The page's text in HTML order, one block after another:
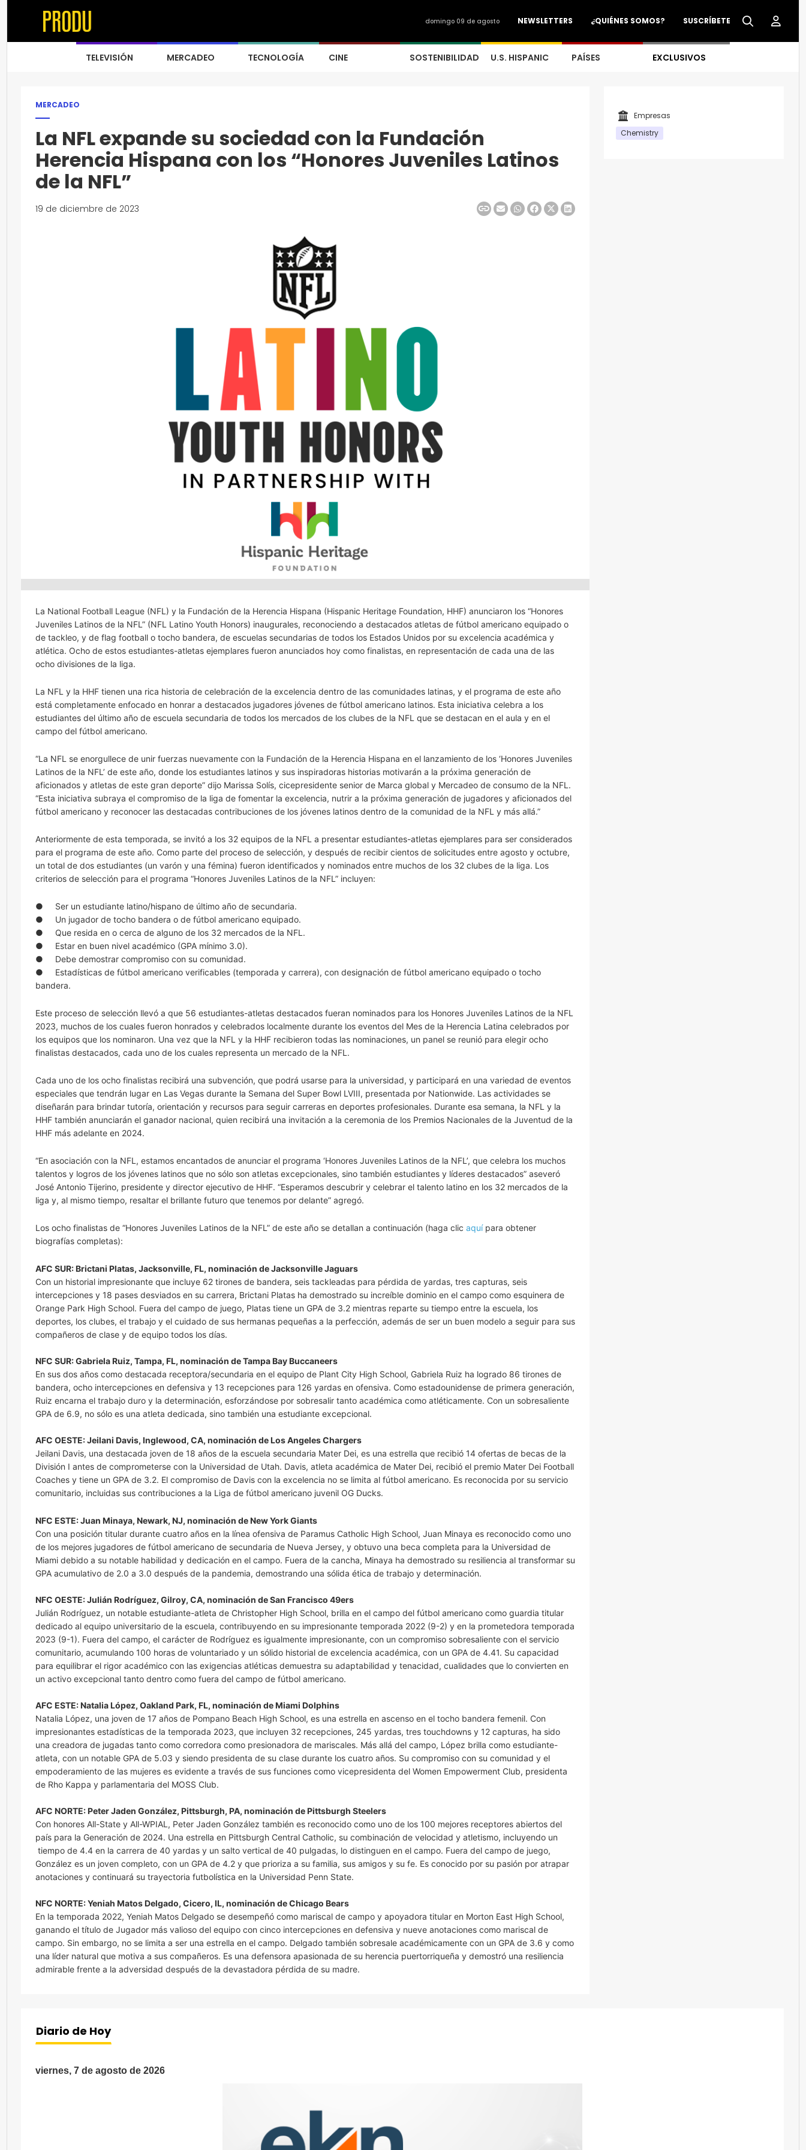
SUSCRÍBETE
¿QUIÉNES SOMOS?
NEWSLETTERS
domingo 09 de agosto
TELEVISIÓN MERCADEO TECNOLOGÍA CINE SOSTENIBILIDAD U.S. HISPANIC PAÍSES EXCLUSIVOS
MERCADEO
La NFL expande su sociedad con la Fundación
Herencia Hispana con los “Honores Juveniles Latinos
de la NFL”
19 de diciembre de 2023
La National Football League (NFL) y la Fundación de la Herencia Hispana (Hispanic Heritage Foundation, HHF) anunciaron los “Honores
Juveniles Latinos de la NFL” (NFL Latino Youth Honors) inaugurales, reconociendo a destacados atletas de fútbol americano equipado o
de tackleo, y de flag football o tocho bandera, de escuelas secundarias de todos los Estados Unidos por su excelencia académica y
atlética. Ocho de estos estudiantes-atletas ejemplares fueron anunciados hoy como finalistas, en representación de cada una de las
ocho divisiones de la liga.
La NFL y la HHF tienen una rica historia de celebración de la excelencia dentro de las comunidades latinas, y el programa de este año
está completamente enfocado en honrar a destacados jugadores jóvenes de fútbol americano latinos. Esta iniciativa celebra a los
estudiantes del último año de escuela secundaria de todos los mercados de los clubes de la NFL que se destacan en el aula y en el
campo del fútbol americano.
“La NFL se enorgullece de unir fuerzas nuevamente con la Fundación de la Herencia Hispana en el lanzamiento de los ‘Honores Juveniles
Latinos de la NFL’ de este año, donde los estudiantes latinos y sus inspiradoras historias motivarán a la próxima generación de
aficionados y atletas de este gran deporte” dijo Marissa Solís, cicepresidente senior de Marca global y Mercadeo de consumo de la NFL.
“Esta iniciativa subraya el compromiso de la liga de fomentar la excelencia, nutrir a la próxima generación de jugadores y aficionados del
fútbol americano y reconocer las destacadas contribuciones de los jóvenes latinos dentro de la comunidad de la NFL y más allá.”
Anteriormente de esta temporada, se invitó a los 32 equipos de la NFL a presentar estudiantes-atletas ejemplares para ser considerados
para el programa de este año. Como parte del proceso de selección, y después de recibir cientos de solicitudes entre agosto y octubre,
un total de dos estudiantes (un varón y una fémina) fueron identificados y nominados entre muchos de los 32 clubes de la liga. Los
criterios de selección para el programa “Honores Juveniles Latinos de la NFL” incluyen:
● Ser un estudiante latino/hispano de último año de secundaria.
● Un jugador de tocho bandera o de fútbol americano equipado.
● Que resida en o cerca de alguno de los 32 mercados de la NFL.
● Estar en buen nivel académico (GPA mínimo 3.0).
● Debe demostrar compromiso con su comunidad.
● Estadísticas de fútbol americano verificables (temporada y carrera), con designación de fútbol americano equipado o tocho
bandera.
Este proceso de selección llevó a que 56 estudiantes-atletas destacados fueran nominados para los Honores Juveniles Latinos de la NFL
2023, muchos de los cuales fueron honrados y celebrados localmente durante los eventos del Mes de la Herencia Latina celebrados por
los equipos que los nominaron. Una vez que la NFL y la HHF recibieron todas las nominaciones, un panel se reunió para elegir ocho
finalistas destacados, cada uno de los cuales representa un mercado de la NFL.
Cada uno de los ocho finalistas recibirá una subvención, que podrá usarse para la universidad, y participará en una variedad de eventos
especiales que tendrán lugar en Las Vegas durante la Semana del Super Bowl LVIII, presentada por Nationwide. Las actividades se
diseñarán para brindar tutoría, orientación y recursos para seguir carreras en deportes profesionales. Durante esa semana, la NFL y la
HHF también anunciarán el ganador nacional, quien recibirá una invitación a la ceremonia de los Premios Nacionales de la Juventud de la
HHF más adelante en 2024.
“En asociación con la NFL, estamos encantados de anunciar el programa ‘Honores Juveniles Latinos de la NFL’, que celebra los muchos
talentos y logros de los jóvenes latinos que no sólo son atletas excepcionales, sino también estudiantes y líderes destacados” aseveró
José Antonio Tijerino, presidente y director ejecutivo de HHF. “Esperamos descubrir y celebrar el talento latino en los 32 mercados de la
liga y, al mismo tiempo, resaltar el brillante futuro que tenemos por delante” agregó.
Los ocho finalistas de “Honores Juveniles Latinos de la NFL” de este año se detallan a continuación (haga clic aquípara obtener
biografías completas):
AFC SUR: Brictani Platas, Jacksonville, FL, nominación de Jacksonville Jaguars
Con un historial impresionante que incluye 62 tirones de bandera, seis tackleadas para pérdida de yardas, tres capturas, seis
intercepciones y 18 pases desviados en su carrera, Brictani Platas ha demostrado su increíble dominio en el campo como esquinera de
Orange Park High School. Fuera del campo de juego, Platas tiene un GPA de 3.2 mientras reparte su tiempo entre la escuela, los
deportes, los clubes, el trabajo y el cuidado de sus hermanas pequeñas a la perfección, además de ser un buen modelo a seguir para sus
compañeros de clase y de equipo todos los días.
NFC SUR: Gabriela Ruiz, Tampa, FL, nominación de Tampa Bay Buccaneers
En sus dos años como destacada receptora/secundaria en el equipo de Plant City High School, Gabriela Ruiz ha logrado 86 tirones de
bandera, ocho intercepciones en defensiva y 13 recepciones para 126 yardas en ofensiva. Como estadounidense de primera generación,
Ruiz encarna el trabajo duro y la determinación, esforzándose por sobresalir tanto académica como atléticamente. Con un sobresaliente
GPA de 6.9, no sólo es una atleta dedicada, sino también una estudiante excepcional.
AFC OESTE: Jeilani Davis, Inglewood, CA, nominación de Los Angeles Chargers
Jeilani Davis, una destacada joven de 18 años de la escuela secundaria Mater Dei, es una estrella que recibió 14 ofertas de becas de la
División I antes de comprometerse con la Universidad de Utah. Davis, atleta académica de Mater Dei, recibió el premio Mater Dei Football
Coaches y tiene un GPA de 3.2. El compromiso de Davis con la excelencia no se limita al fútbol americano. Es reconocida por su servicio
comunitario, incluidas sus contribuciones a la Liga de fútbol americano juvenil OG Ducks.
NFC ESTE: Juan Minaya, Newark, NJ, nominación deNew York Giants
Con una posición titular durante cuatro años en la línea ofensiva de Paramus Catholic High School, Juan Minaya es reconocido como uno
de los mejores jugadores de fútbol americano de secundaria de Nueva Jersey, y obtuvo una beca completa para la Universidad de
Miami debido a su notable habilidad y dedicación en el campo. Fuera de la cancha, Minaya ha demostrado su resiliencia al transformar su
GPA acumulativo de 2.0 a 3.0 después de la pandemia, demostrando una sólida ética de trabajo y determinación.
NFC OESTE: Julián Rodríguez, Gilroy, CA, nominación de San Francisco 49ers
Julián Rodríguez, un notable estudiante-atleta de Christopher High School, brilla en el campo del fútbol americano como guardia titular
dedicado al equipo universitario de la escuela, contribuyendo en su impresionante temporada 2022 (9-2) y en la prometedora temporada
2023 (9-1). Fuera del campo, el carácter de Rodríguez es igualmente impresionante, con un compromiso sobresaliente con el servicio
comunitario, acumulando 100 horas de voluntariado y un sólido historial de excelencia académica, con un GPA de 4.41. Su capacidad
para equilibrar el rigor académico con las exigencias atléticas demuestra su adaptabilidad y tenacidad, cualidades que lo convierten en
un activo excepcional tanto dentro como fuera del campo de fútbol americano.
AFC ESTE: Natalia López, Oakland Park, FL, nominación de Miami Dolphins
Natalia López, una joven de 17 años de Pompano Beach High School, es una estrella en ascenso en el tocho bandera femenil. Con
impresionantes estadísticas de la temporada 2023, que incluyen 32 recepciones, 245 yardas, tres touchdowns y 12 capturas, ha sido
una creadora de jugadas tanto como corredora como presionadora de mariscales. Más allá del campo, López brilla como estudiante-
atleta, con un notable GPA de 5.03 y siendo presidenta de su clase durante los cuatro años. Su compromiso con su comunidad y el
empoderamiento de las mujeres es evidente a través de sus funciones como vicepresidenta del Women Empowerment Club, presidenta
de Rho Kappa y parlamentaria del MOSS Club.
AFC NORTE: Peter Jaden González, Pittsburgh, PA, nominación de Pittsburgh Steelers
Con honores All-State y All-WPIAL, Peter Jaden González también es reconocido como uno de los 100 mejores receptores abiertos del
país para la Generación de 2024. Una estrella en Pittsburgh Central Catholic, su combinación de velocidad y atletismo, incluyendo un
tiempo de 4.4 en la carrera de 40 yardas y un salto vertical de 40 pulgadas, lo distinguen en el campo. Fuera del campo de juego,
González es un joven completo, con un GPA de 4.2 y que prioriza a su familia, sus amigos y su fe. Es conocido por su pasión por atrapar
anotaciones y continuará su trayectoria futbolística en la Universidad Penn State.
NFC NORTE: Yeniah Matos Delgado, Cicero, IL, nominación de Chicago Bears
En la temporada 2022, Yeniah Matos Delgado se desempeñó como mariscal de campo y apoyadora titular en Morton East High School,
ganando el título de Jugador más valioso del equipo con cinco intercepciones en defensiva y nueve anotaciones como mariscal de
campo. Sin embargo, no se limita a ser una estrella en el campo. Delgado también sobresale académicamente con un GPA de 3.6 y como
una líder natural que motiva a sus compañeros. Es una defensora apasionada de su herencia puertorriqueña y demostró una resiliencia
admirable frente a la adversidad después de la devastadora pérdida de su madre.
Empresas
Chemistry
Diario de Hoy
viernes, 7 de agosto de 2026